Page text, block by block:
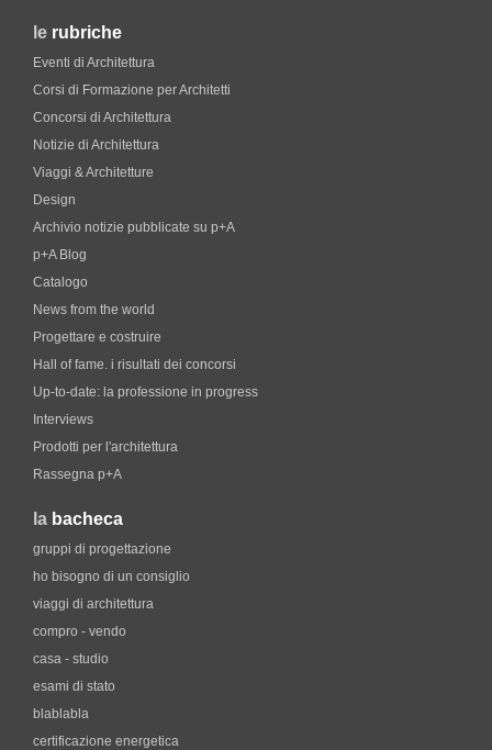
le rubriche
Eventi di Architettura
Corsi di Formazione per Architetti
Concorsi di Architettura
Notizie di Architettura
Viaggi & Architetture
Design
Archivio notizie pubblicate su p+A
p+A Blog
Catalogo
News from the world
Progettare e costruire
Hall of fame. i risultati dei concorsi
Up-to-date: la professione in progress
Interviews
Prodotti per l'architettura
Rassegna p+A
la bacheca
gruppi di progettazione
ho bisogno di un consiglio
viaggi di architettura
compro - vendo
casa - studio
esami di stato
blablabla
certificazione energetica